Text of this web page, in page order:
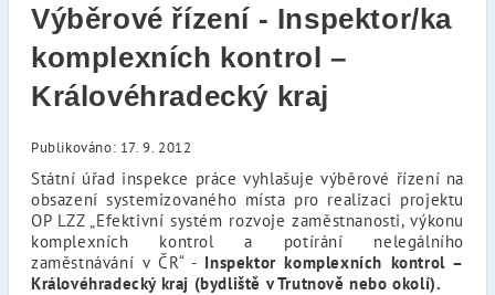
Výběrové řízení - Inspektor/ka
komplexních kontrol –
Královéhradecký kraj
Publikováno: 17. 9. 2012
Státní úřad inspekce práce vyhlašuje výběrové řízení na
obsazení systemizovaného místa pro realizaci projektu
OP LZZ „Efektivní systém rozvoje zaměstnanosti, výkonu
komplexních kontrol a potírání nelegálního
zaměstnávání v ČR“ - Inspektor komplexních kontrol –
Královéhradecký kraj (bydliště v Trutnově nebo okolí).